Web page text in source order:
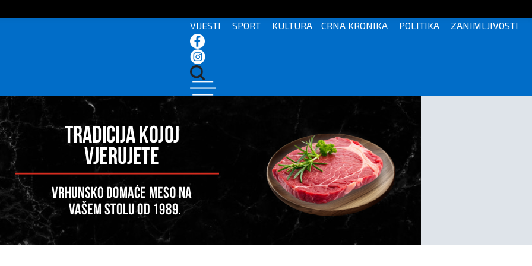
VIJESTI SPORT KULTURA CRNA KRONIKA POLITIKA ZANIMLJIVOSTI